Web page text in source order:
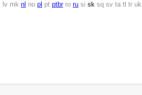
lv mk nl no pl pt ptbr ro ru si sk sq sv ta tl tr uk